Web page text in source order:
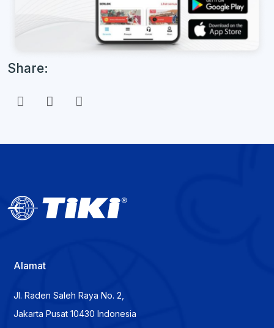
Share:
Alamat
Jl. Raden Saleh Raya No. 2,
Jakarta Pusat 10430 Indonesia